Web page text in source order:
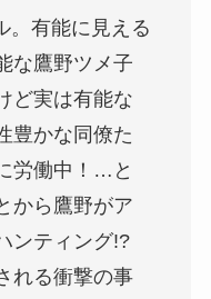
。有能に見える
な鷹野ツメ子
ど実は有能な
豊かな同僚た
労働中！…と
から鷹野がア
ンティング!?
れる衝撃の事